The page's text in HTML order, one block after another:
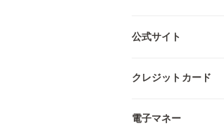
公式サイト
クレジットカード
電子マネー